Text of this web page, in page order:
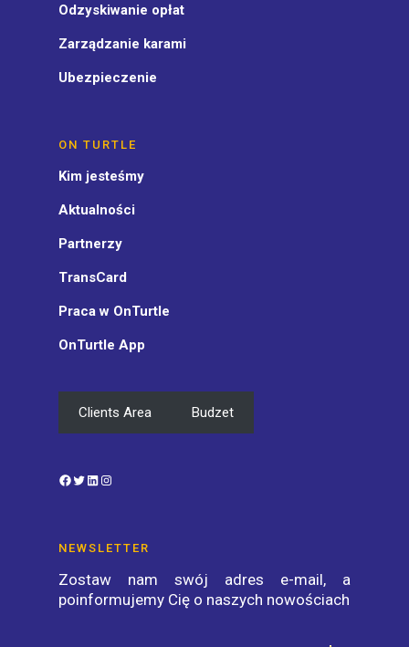
Odzyskiwanie opłat
Zarządzanie karami
Ubezpieczenie
ON TURTLE
Kim jesteśmy
Aktualności
Partnerzy
TransCard
Praca w OnTurtle
OnTurtle App
Clients Area Budzet
Facebook
TwitterLinkedIn
NEWSLETTER
Zostaw nam swój adres e-mail, a
poinformujemy Cię o naszych nowościach